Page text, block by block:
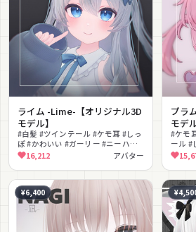
ライム -Lime-【オリジナル3D
モデル】
#白髪 #ツインテール #ケモ耳 #しっ
ぽ #かわいい #ガーリー #ニーハイ #
網タイツ #カーディガン #色変え
16,212 アバター
プラ
モデ
#ケモ
ール #
つん
#AFK
¥6,400